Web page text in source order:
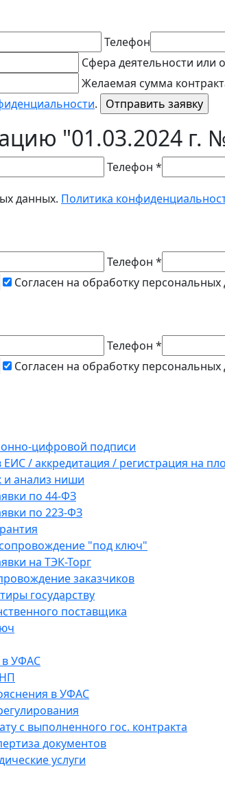
Телефон
Сфера деятельности или
Желаемая сумма
.
"01.03.2024 г.
Телефон *
данных. Политика
Телефон *
Согласен на обработку персональных
Телефон *
Согласен на обработку персональных
цифровой подписи
ЕИС / аккредитация / регистрация на
и анализ ниши
по 44-ФЗ
по 223-ФЗ
"под ключ"
на ТЭК-Торг
заказчиков
государству
поставщика
УФАС
в УФАС
с выполненного гос. контракта
документов
услуги